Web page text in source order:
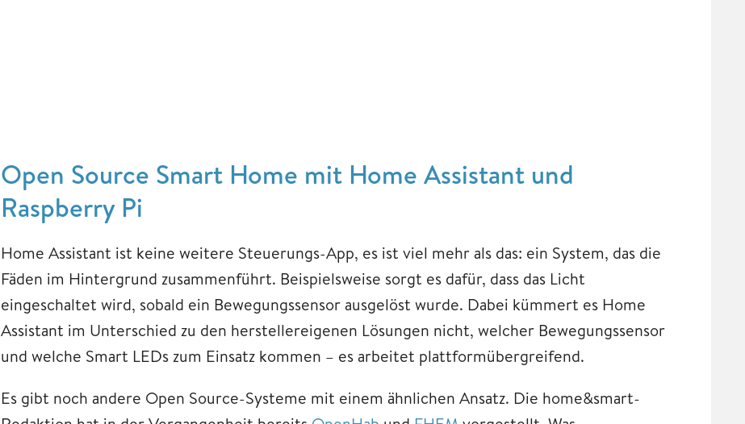
Open Source Smart Home mit Home Assistant und
Raspberry Pi
Home Assistant ist keine weitere Steuerungs-App, es ist viel mehr als das: ein System, das die
Fäden im Hintergrund zusammenführt. Beispielsweise sorgt es dafür, dass das Licht
eingeschaltet wird, sobald ein Bewegungssensor ausgelöst wurde. Dabei kümmert es Home
Assistant im Unterschied zu den herstellereigenen Lösungen nicht, welcher Bewegungssensor
und welche Smart LEDs zum Einsatz kommen – es arbeitet plattformübergreifend.
Es gibt noch andere Open Source-Systeme mit einem ähnlichen Ansatz. Die home&smart-